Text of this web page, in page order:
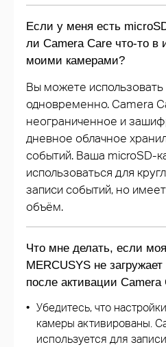
Если у меня есть
ли Camera Care что-то в
моими камерами?
Вы можете использовать
одновременно. Camera
неограниченное и
дневное облачное
событий. Ваша microSD-
использоваться для
записи событий, но
объём.
Что мне делать, если
MERCUSYS не
после активации Camera
Убедитесь, что
камеры активированы.
используется для